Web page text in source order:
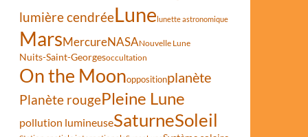
lumière cendréeLunelunette astronomique
MarsMercureNASANouvelle Lune
Nuits-Saint-Georgesoccultation
On the Moonoppositionplanète
Planète rougePleine Lune
pollution lumineuseSaturneSoleil